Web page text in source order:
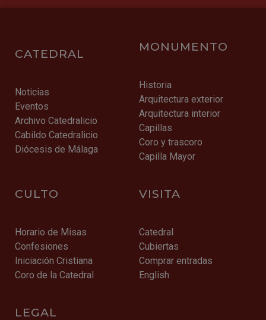
CATEDRAL
Noticias
Eventos
Archivo Catedralicio
Cabildo Catedralicio
Diócesis de Málaga
MONUMENTO
Historia
Arquitectura exterior
Arquitectura interior
Capillas
Coro y trascoro
Capilla Mayor
CULTO
Horario de Misas
Confesiones
Iniciación Cristiana
Coro de la Catedral
VISITA
Catedral
Cubiertas
Comprar entradas
English
LEGAL